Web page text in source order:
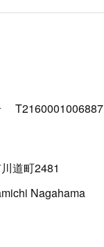
T2160001006887
町2481
Nagahama